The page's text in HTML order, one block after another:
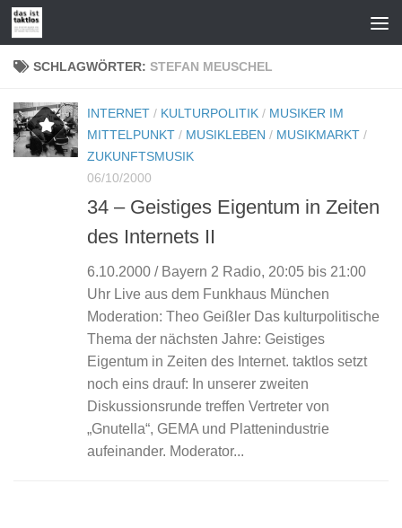
Zum Inhalt springen
SCHLAGWÖRTER: STEFAN MEUSCHEL
INTERNET / KULTURPOLITIK / MUSIKER IM
MITTELPUNKT / MUSIKLEBEN / MUSIKMARKT /
ZUKUNFTSMUSIK
06/10/2000
34 – Geistiges Eigentum in Zeiten
des Internets II
6.10.2000 / Bayern 2 Radio, 20:05 bis 21:00
Uhr Live aus dem Funkhaus München
Moderation: Theo Geißler Das kulturpolitische
Thema der nächsten Jahre: Geistiges
Eigentum in Zeiten des Internet. taktlos setzt
noch eins drauf: In unserer zweiten
Diskussionsrunde treffen Vertreter von
„Gnutella“, GEMA und Plattenindustrie
aufeinander. Moderator...